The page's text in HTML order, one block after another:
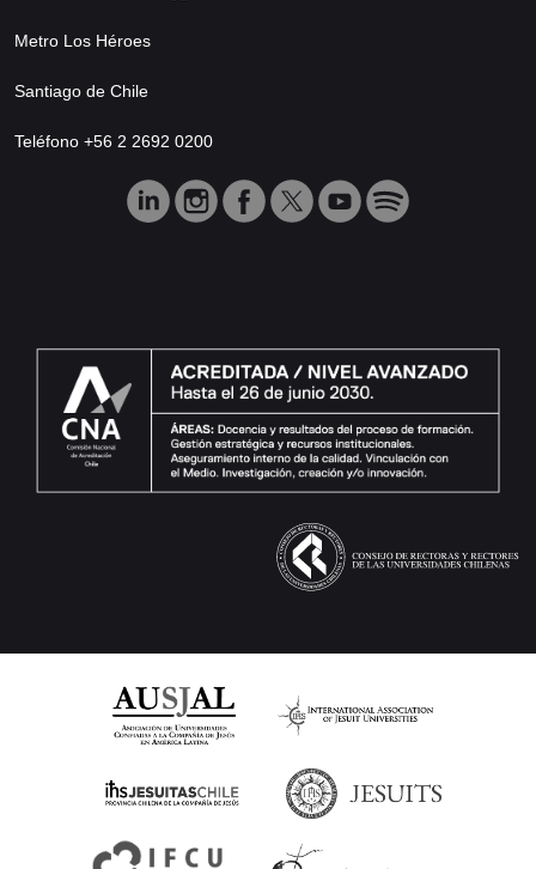
Metro Los Héroes
Santiago de Chile
Teléfono +56 2 2692 0200